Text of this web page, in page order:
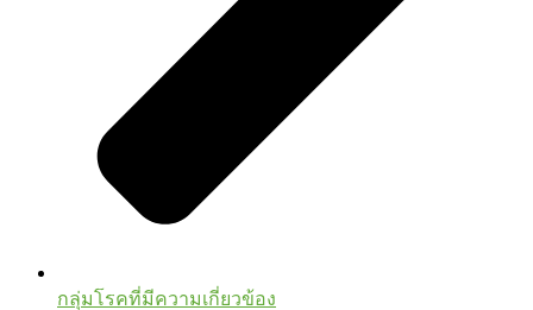
กลุ่มโรคที่มีความเกี่ยวข้อง